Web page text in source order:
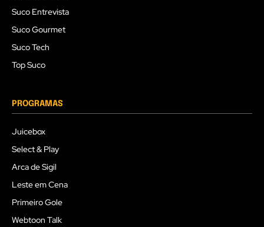
Suco Entrevista
Suco Gourmet
Suco Tech
Top Suco
PROGRAMAS
Juicebox
Select & Play
Arca de Sigil
Leste em Cena
Primeiro Gole
Webtoon Talk